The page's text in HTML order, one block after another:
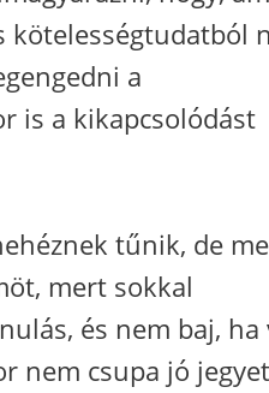
kötelességtudatból
a
is a kikapcsolódást
tűnik, de
mert sokkal
és nem baj, ha
nem csupa jó jegyet